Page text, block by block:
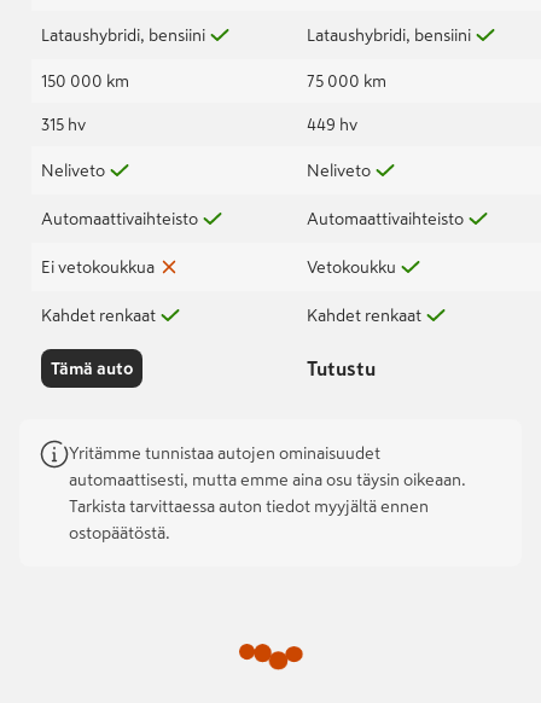
Lataushybridi, bensiini
150 000 km
315 hv
Neliveto
Automaattivaihteisto
Ei vetokoukkua
Kahdet renkaat
Tämä auto
Lataushybridi, bensiini
75 000 km
449 hv
Neliveto
Automaattivaihteisto
Vetokoukku
Kahdet renkaat
Tutustu
Yritämme tunnistaa autojen ominaisuudet
automaattisesti, mutta emme aina osu täysin oikeaan.
Tarkista tarvittaessa auton tiedot myyjältä ennen
ostopäätöstä.